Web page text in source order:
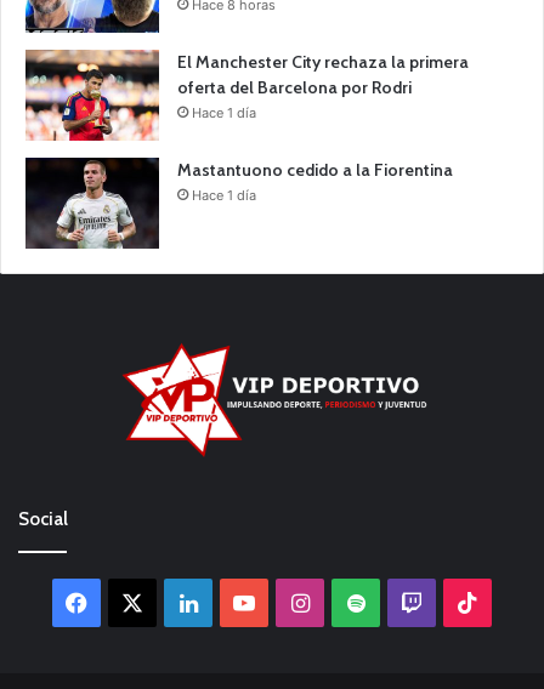
Hace 8 horas
El Manchester City rechaza la primera
oferta del Barcelona por Rodri
Hace 1 día
Mastantuono cedido a la Fiorentina
Hace 1 día
Social
Facebook LinkedInYouTubeInstagram
Spotify Twitch